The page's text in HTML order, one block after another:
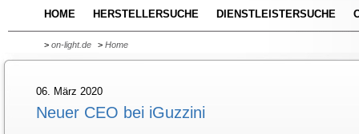
HOME HERSTELLERSUCHE DIENSTLEISTERSUCHE
> on-light.de > Home
06. März 2020
Neuer CEO bei iGuzzini